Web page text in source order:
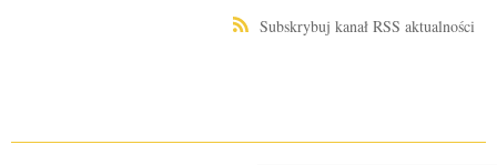
Subskrybuj kanał RSS aktualności